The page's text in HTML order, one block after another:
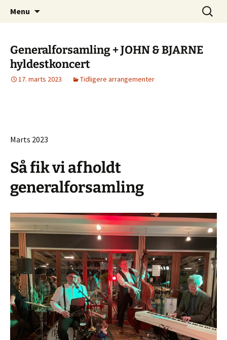
Sea-Side Club
Juelsminde Jazzklub
Menu
Søg
efter:
Generalforsamling + JOHN & BJARNE
hyldestkoncert
17. marts 2023 Tidligere arrangementer
Marts 2023
Så fik vi afholdt
generalforsamling